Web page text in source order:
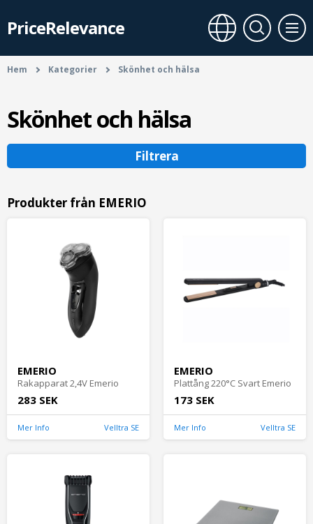
PriceRelevance
Hem Kategorier Skönhet och hälsa
Skönhet och hälsa
Filtrera
Produkter från EMERIO
EMERIO
Rakapparat 2,4V Emerio
283 SEK
Mer Info Velltra SE
EMERIO
Plattång 220°C Svart Emerio
173 SEK
Mer Info Velltra SE